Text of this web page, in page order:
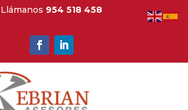
Llámanos 954 518 458